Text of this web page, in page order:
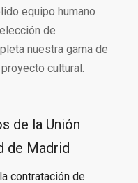
equipo humano
de
nuestra gama de
cultural.
de la Unión
de Madrid
contratación de